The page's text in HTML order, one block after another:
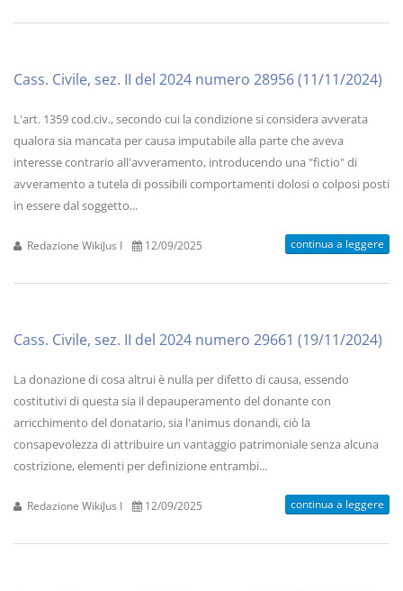
Cass. Civile, sez. II del 2024 numero 28956 (11/11/2024)
L'art. 1359 cod.civ., secondo cui la condizione si considera avverata
qualora sia mancata per causa imputabile alla parte che aveva
interesse contrario all'avveramento, introducendo una "fictio" di
avveramento a tutela di possibili comportamenti dolosi o colposi posti
in essere dal soggetto...
Redazione WikiJus I 12/09/2025 continua a leggere
Cass. Civile, sez. II del 2024 numero 29661 (19/11/2024)
La donazione di cosa altrui è nulla per difetto di causa, essendo
costitutivi di questa sia il depauperamento del donante con
arricchimento del donatario, sia l'animus donandi, ciò la
consapevolezza di attribuire un vantaggio patrimoniale senza alcuna
costrizione, elementi per definizione entrambi...
Redazione WikiJus I 12/09/2025 continua a leggere